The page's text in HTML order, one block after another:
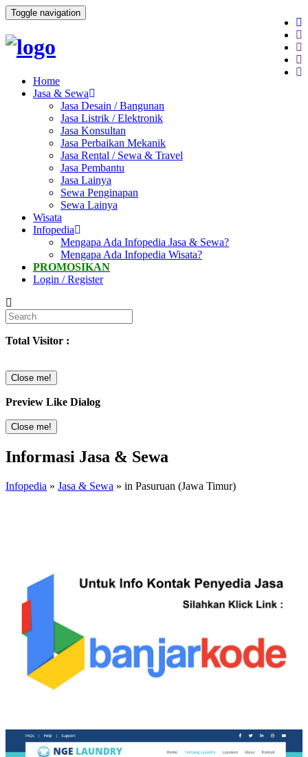
Toggle navigation
Home
Jasa & Sewa
Jasa Desain / Bangunan
Jasa Listrik / Elektronik
Jasa Konsultan
Jasa Perbaikan Mekanik
Jasa Rental / Sewa & Travel
Jasa Pembantu
Jasa Lainya
Sewa Penginapan
Sewa Lainya
Wisata
Infopedia
Mengapa Ada Infopedia Jasa & Sewa?
Mengapa Ada Infopedia Wisata?
PROMOSIKAN
Login / Register
Total Visitor :
Close me!
Preview Like Dialog
Close me!
Informasi Jasa & Sewa
Infopedia » Jasa & Sewa » in Pasuruan (Jawa Timur)